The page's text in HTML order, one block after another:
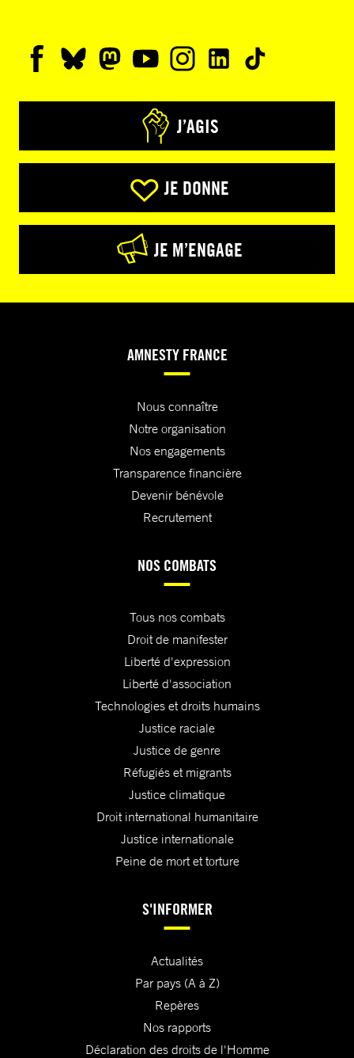
J’AGIS
JE DONNE
JE M’ENGAGE
AMNESTY FRANCE
Nous connaître
Notre organisation
Nos engagements
Transparence financière
Devenir bénévole
Recrutement
NOS COMBATS
Tous nos combats
Droit de manifester
Liberté d'expression
Liberté d'association
Technologies et droits humains
Justice raciale
Justice de genre
Réfugiés et migrants
Justice climatique
Droit international humanitaire
Justice internationale
Peine de mort et torture
S'INFORMER
Actualités
Par pays (A à Z)
Repères
Nos rapports
Déclaration des droits de l'Homme